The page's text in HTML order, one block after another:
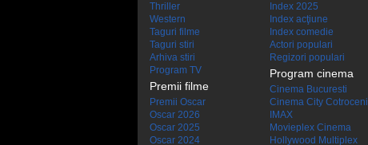
Thriller
Western
Taguri filme
Taguri stiri
Arhiva stiri
Program TV
Premii filme
Premii Oscar
Oscar 2026
Oscar 2025
Oscar 2024
Index 2025
Index acţiune
Index comedie
Actori populari
Regizori populari
Program cinema
Cinema Bucuresti
Cinema City Cotroceni
IMAX
Movieplex Cinema
Hollywood Multiplex